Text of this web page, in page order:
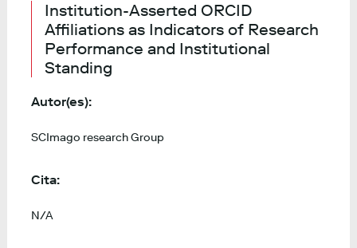
Institution-Asserted ORCID
Affiliations as Indicators of Research
Performance and Institutional
Standing
Autor(es):
SCImago research Group
Cita:
N/A